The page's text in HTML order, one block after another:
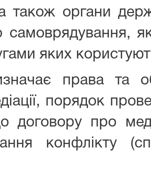
а також органи
самоврядування,
яких
права та
порядок
договору про
конфлікту